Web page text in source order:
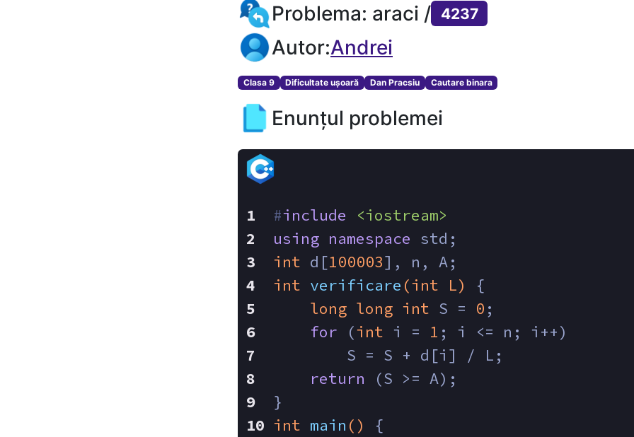
Problema: araci / 4237
Autor:Andrei
Clasa 9 Dificultate ușoară Dan Pracsiu Cautare binara
Enunțul problemei
#include
<iostream>
using namespace std;
int d[100003], n, A;
int verificare (int L)
{
long long int S = 0 ;
for (int i = 1 ; i <= n; i++)
        S = S + d[i] / L;
return (S >= A);
}
int main ()
{